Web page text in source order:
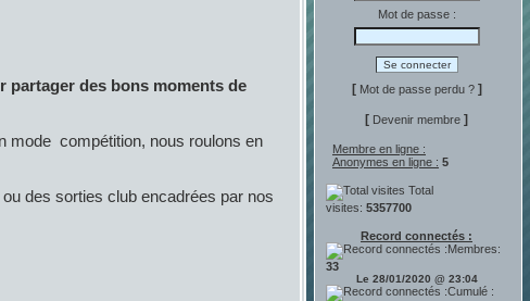
partager des bons moments de
mode compétition, nous roulons en
des sorties club encadrées par nos
Mot de passe :
[ Mot de passe perdu ?]
[ Devenir membre ]
Membre en ligne :
Anonymes en ligne : 5
Total
visites: 5357700
Record connectés :
Membres:
33
Le 28/01/2020 @ 23:04
Cumulé :